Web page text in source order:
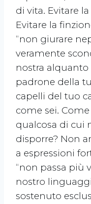
di vita. Evitare
Evitare la
“non giurare
veramente
nostra alquanto
padrone della
capelli del tuo
come sei.
qualcosa di cui
disporre? Non
a espressioni
“non passa più
nostro
sostenuto